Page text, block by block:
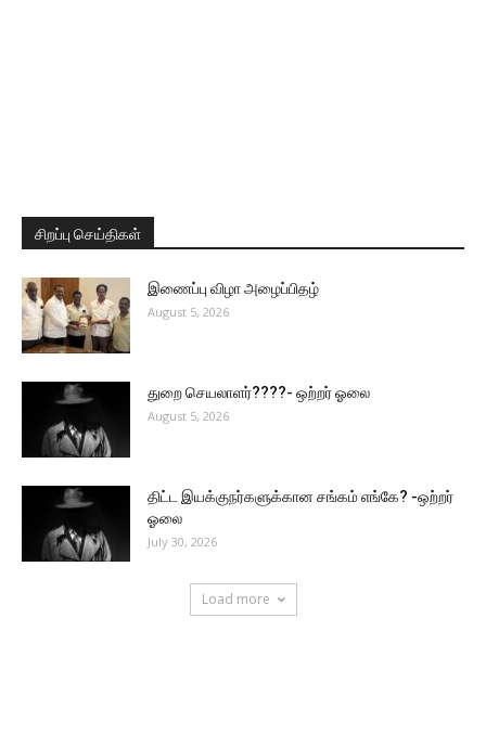
சிறப்பு செய்திகள்
இணைப்பு விழா அழைப்பிதழ்
August 5, 2026
துறை செயலாளர்????- ஒற்றர் ஓலை
August 5, 2026
திட்ட இயக்குநர்களுக்கான சங்கம் எங்கே? -ஒற்றர்
ஓலை
July 30, 2026
Load more